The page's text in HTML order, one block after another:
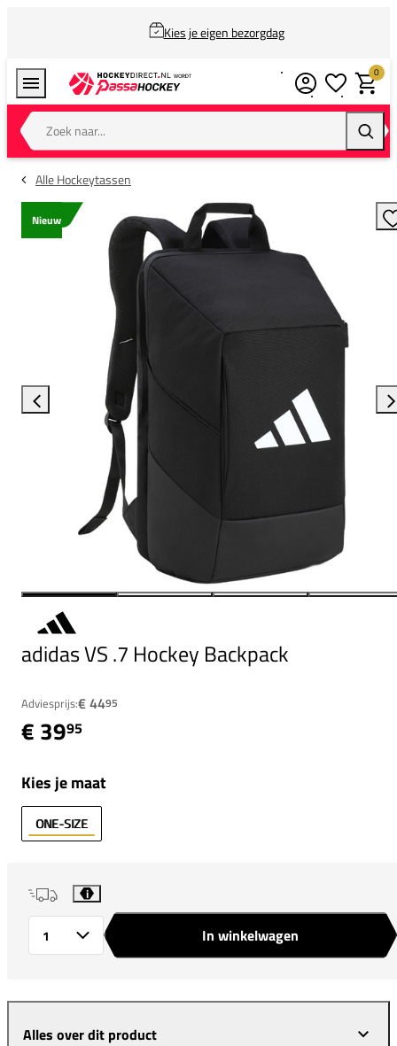
Kies je eigen bezorgdag
Zoek naar...
0
Alle Hockeytassen
Nieuw
adidas VS .7 Hockey Backpack
Adviesprijs:€ 4495
€ 3995
Kies je maat
ONE-SIZE
i
In winkelwagen
Alles over dit product